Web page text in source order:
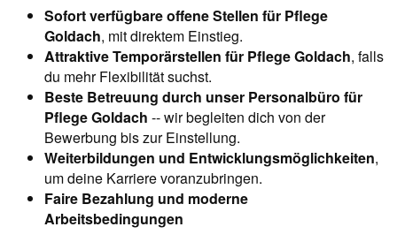
Sofort verfügbare offene Stellen für Pflege
Goldach, mit direktem Einstieg.
Attraktive Temporärstellen für Pflege Goldach, falls
du mehr Flexibilität suchst.
Beste Betreuung durch unser Personalbüro für
Pflege Goldach -- wir begleiten dich von der
Bewerbung bis zur Einstellung.
Weiterbildungen und Entwicklungsmöglichkeiten,
um deine Karriere voranzubringen.
Faire Bezahlung und moderne
Arbeitsbedingungen